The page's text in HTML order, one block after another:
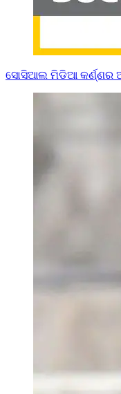
ସୋସିଆଲ ମିଡିଆ କର୍ଣ୍ଣର